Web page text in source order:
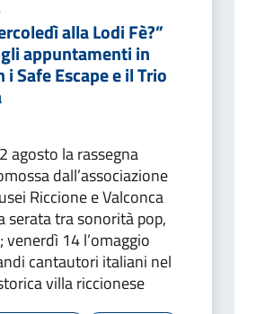
alla Lodi Fè?”
appuntamenti in
i Safe Escape e il Trio
agosto la rassegna
dall’associazione
Riccione e Valconca
serata tra sonorità pop,
venerdì 14 l’omaggio
cantautori italiani nel
villa riccionese